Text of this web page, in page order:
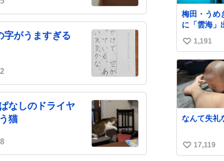
字がうますぎる
なしのドライヤ
猫
梅田・うめ
に「雲海
と夜で異な
昨年は50
adline/
い
い
ね
数
1,191
なんて失礼
い
17,119